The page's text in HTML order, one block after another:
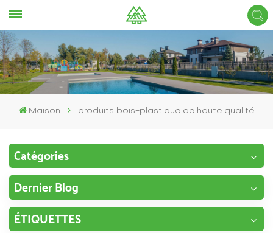
Maison produits bois-plastique de haute qualité
Catégories
Dernier Blog
ÉTIQUETTES